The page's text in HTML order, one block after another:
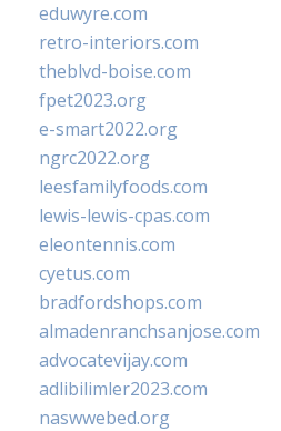
eduwyre.com
retro-interiors.com
theblvd-boise.com
fpet2023.org
e-smart2022.org
ngrc2022.org
leesfamilyfoods.com
lewis-lewis-cpas.com
eleontennis.com
cyetus.com
bradfordshops.com
almadenranchsanjose.com
advocatevijay.com
adlibilimler2023.com
naswwebed.org